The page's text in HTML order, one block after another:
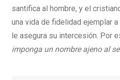
santifica al hombre, y el
una vida de fidelidad ejemplar
le asegura su intercesión. Por
imponga un nombre ajeno al